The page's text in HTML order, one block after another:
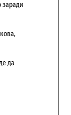
заради
да